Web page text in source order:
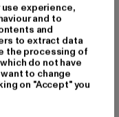
info@tbint.de
Ober-Ramstadt |
experience,
and to
and
to extract data
the processing of
do not have
to change
on "Accept" you